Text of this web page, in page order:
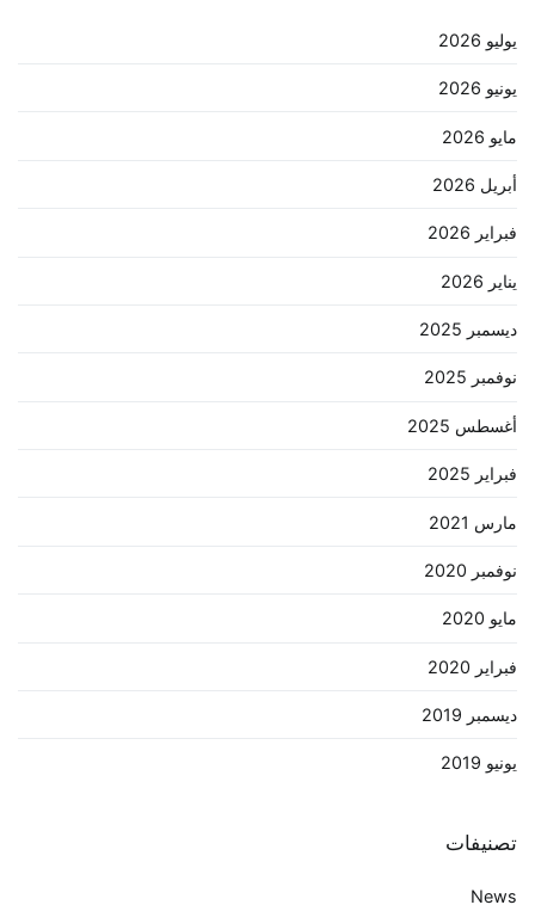
يوليو 2026
يونيو 2026
مايو 2026
أبريل 2026
فبراير 2026
يناير 2026
ديسمبر 2025
نوفمبر 2025
أغسطس 2025
فبراير 2025
مارس 2021
نوفمبر 2020
مايو 2020
فبراير 2020
ديسمبر 2019
يونيو 2019
تصنيفات
News